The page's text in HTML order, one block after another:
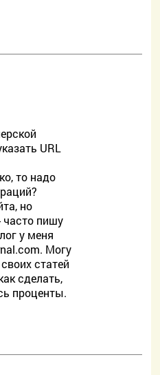
URL
то надо
но
часто пишу
у меня
Могу
статей
сделать,
проценты.